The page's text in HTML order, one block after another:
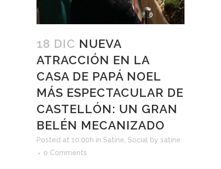
18 DIC NUEVA
ATRACCIÓN EN LA
CASA DE PAPÁ NOEL
MÁS ESPECTACULAR DE
CASTELLÓN: UN GRAN
BELÉN MECANIZADO
Posted at 10:00h in Satine Social by satine
0 Comments